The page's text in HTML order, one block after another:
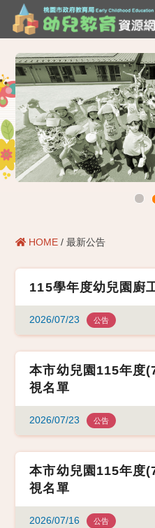
HOME / 最新公告
115學年度幼兒園廚
2026/07/23 公告
本市幼兒園115年度
視名單
2026/07/23 公告
本市幼兒園115年度
視名單
2026/07/16 公告